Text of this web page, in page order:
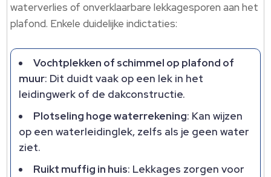
waterverlies of onverklaarbare lekkagesporen aan het
plafond.​ Enkele duidelijke indictaties:
Vochtplekken of schimmel op plafond of
muur: Dit duidt vaak op een lek in het
leidingwerk of de dakconstructie.​
Plotseling hoge waterrekening: Kan wijzen
op een waterleidinglek, zelfs als je geen water
ziet.​
Ruikt muffig in huis: Lekkages zorgen voor